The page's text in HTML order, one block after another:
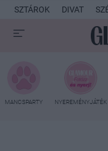
SZTÁROK DIVAT
MANCSPARTY NYEREMÉNYJÁTÉK